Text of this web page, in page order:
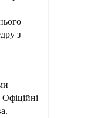
з